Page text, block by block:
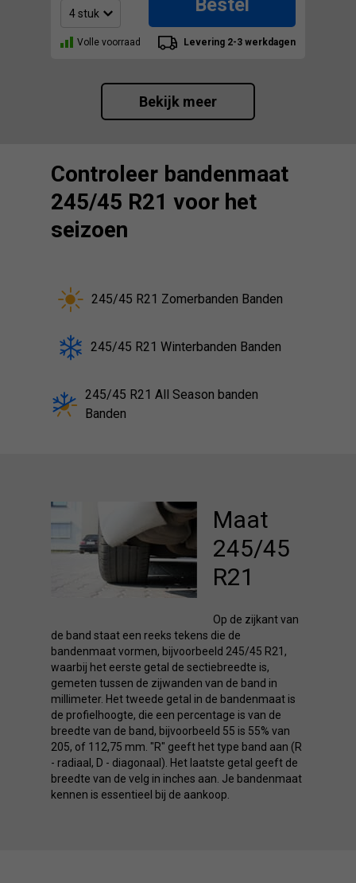
Bestel
Volle voorraad Levering 2-3 werkdagen
Bekijk meer
Controleer bandenmaat
245/45 R21 voor het
seizoen
245/45 R21 Zomerbanden Banden
245/45 R21 Winterbanden Banden
245/45 R21 All Season banden
Banden
Maat
245/45
R21
Op de zijkant van
de band staat een reeks tekens die de
bandenmaat vormen, bijvoorbeeld 245/45 R21,
waarbij het eerste getal de sectiebreedte is,
gemeten tussen de zijwanden van de band in
millimeter. Het tweede getal in de bandenmaat is
de profielhoogte, die een percentage is van de
breedte van de band, bijvoorbeeld 55 is 55% van
205, of 112,75 mm. "R" geeft het type band aan (R
- radiaal, D - diagonaal). Het laatste getal geeft de
breedte van de velg in inches aan. Je bandenmaat
kennen is essentieel bij de aankoop.